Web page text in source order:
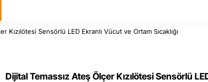
Kızılötesi Sensörlü LED Ekranlı Vücut ve Ortam Sıcaklığı
Dijital Temassız Ateş Ölçer Kızılötesi Sensörlü